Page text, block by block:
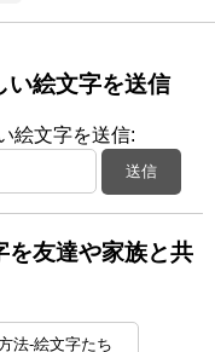
い絵文字を送信
い絵文字を送信:
送信